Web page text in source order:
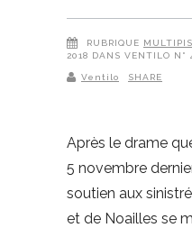
RUBRIQUE
2018 DANS VENTILO N°
Ventilo SHARE
Après le drame
5 novembre
soutien aux
et de Noailles se